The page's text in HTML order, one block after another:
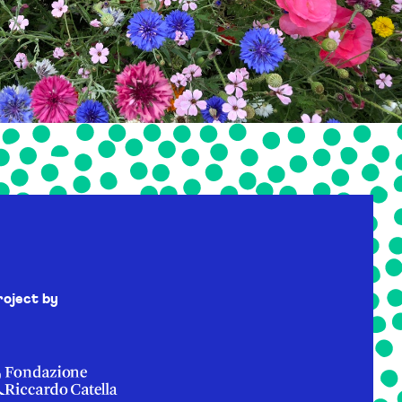
by